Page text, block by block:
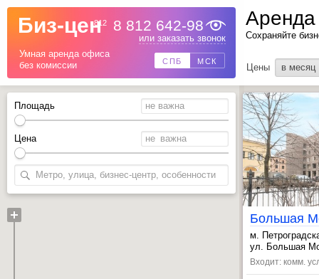
Биз-цен
Умная аренда офиса
без комиссии
812 8 812 642-98
или заказать звонок
СПБ МСК
Площадь
Цена
Назад
Сохраняйте
Цены в месяц
м.
, Выборгская
ул. Большая
Входит: комм.